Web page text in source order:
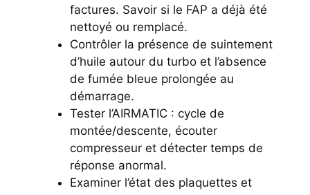
factures. Savoir si le FAP a déjà été
nettoyé ou remplacé.
Contrôler la présence de suintement
d’huile autour du turbo et l’absence
de fumée bleue prolongée au
démarrage.
Tester l’AIRMATIC : cycle de
montée/descente, écouter
compresseur et détecter temps de
réponse anormal.
Examiner l’état des plaquettes et